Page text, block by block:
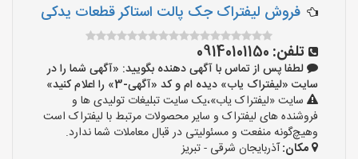
فروش لیفتراک جک پالت استاکر قطعات یدکی
تلفن: 09140101150
لطفا پس از تماس با آگهی دهنده بگویید: «آگهی شما را در
سایت «لیفتراک یاب» دیده ام و کد «آگهی-3» را اعلام کنید»
سایت «لیفتراک یاب»،یک سایت تبلیغات تولیدی ها و
فروشنده های لیفتراک و سایر محصولات مرتبط با لیفتراک است
وهیچ‌گونه منفعت و مسئولیتی در قبال معاملات شما ندارد.
مکان:آذربایجان شرقی - تبریز